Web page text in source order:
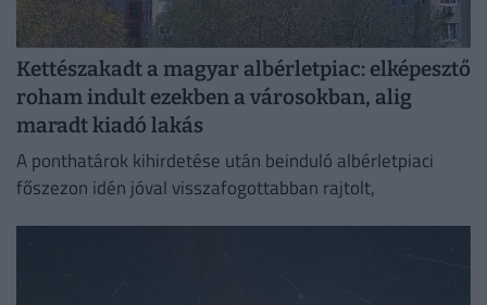
Kettészakadt a magyar albérletpiac: elképesztő
roham indult ezekben a városokban, alig
maradt kiadó lakás
A ponthatárok kihirdetése után beinduló albérletpiaci
főszezon idén jóval visszafogottabban rajtolt,